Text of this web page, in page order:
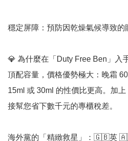
穩定屏障：預防因乾燥氣候導致的
💎 為什麼在「Duty Free Ben」入
頂配容量，價格優勢極大：晚霜
15ml 或 30ml 的性價比更高。加
接幫您省下數千元的專櫃稅差。
海外黨的「精緻救星」：🇬🇧